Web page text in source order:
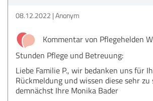
08.12.2022 Anonym
Kommentar von Pflegehelden
Stunden Pflege und Betreuung:
Liebe Familie P., wir bedanken uns für
Rückmeldung und wissen diese sehr zu
demnächst Ihre Monika Bader